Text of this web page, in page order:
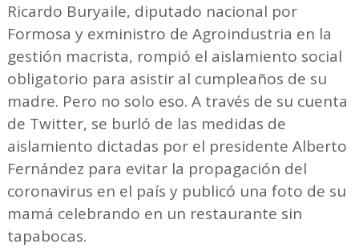
Ricardo Buryaile, diputado nacional por
Formosa y exministro de Agroindustria en la
gestión macrista, rompió el aislamiento social
obligatorio para asistir al cumpleaños de su
madre. Pero no solo eso. A través de su cuenta
de Twitter, se burló de las medidas de
aislamiento dictadas por el presidente Alberto
Fernández para evitar la propagación del
coronavirus en el país y publicó una foto de su
mamá celebrando en un restaurante sin
tapabocas.